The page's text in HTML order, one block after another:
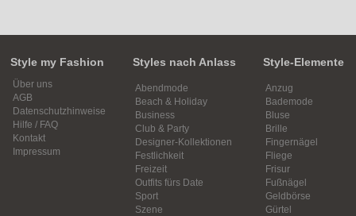
Style my Fashion
Über uns
AGB
Datenschutzhinweise
Hilfe / FAQ
Kontakt
Impressum
Styles nach Anlass
Abendmode
Beach & Holiday
Business
Club & Party
Designer-Kollektionen
Festlichkeit
Freizeit
Outfits fürs Date
Sport
Szene
Style-Elemente
Anzug
Bademode
Bluse
Brille
Fingernägel
Fliege
Frisur
Fußnägel
Geldbörse
Gürtel